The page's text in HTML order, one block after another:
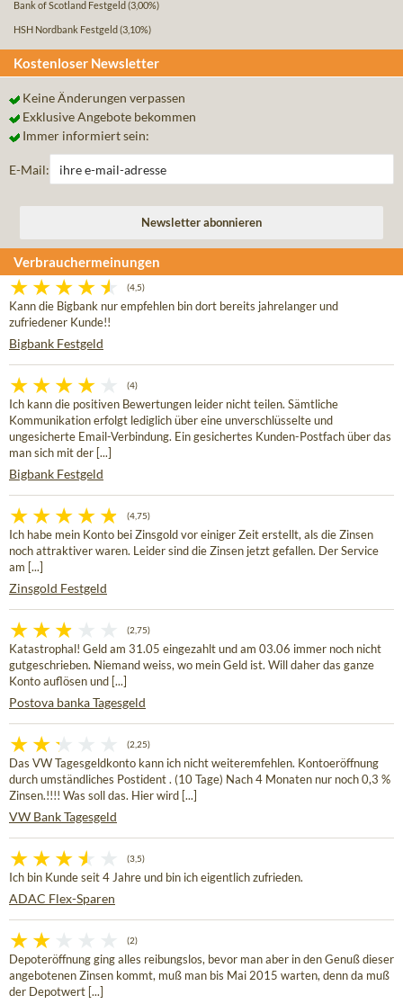
Bank of Scotland Festgeld (3,00%)
HSH Nordbank Festgeld (3,10%)
Kostenloser Newsletter
Keine Änderungen verpassen
Exklusive Angebote bekommen
Immer informiert sein:
E-Mail:
Verbrauchermeinungen
(4,5)
Kann die Bigbank nur empfehlen bin dort bereits jahrelanger und
zufriedener Kunde!!
Bigbank Festgeld
(4)
Ich kann die positiven Bewertungen leider nicht teilen. Sämtliche
Kommunikation erfolgt lediglich über eine unverschlüsselte und
ungesicherte Email-Verbindung. Ein gesichertes Kunden-Postfach über das
man sich mit der [...]
Bigbank Festgeld
(4,75)
Ich habe mein Konto bei Zinsgold vor einiger Zeit erstellt, als die Zinsen
noch attraktiver waren. Leider sind die Zinsen jetzt gefallen. Der Service
am [...]
Zinsgold Festgeld
(2,75)
Katastrophal! Geld am 31.05 eingezahlt und am 03.06 immer noch nicht
gutgeschrieben. Niemand weiss, wo mein Geld ist. Will daher das ganze
Konto auflösen und [...]
Postova banka Tagesgeld
(2,25)
Das VW Tagesgeldkonto kann ich nicht weiteremfehlen. Kontoeröffnung
durch umständliches Postident . (10 Tage) Nach 4 Monaten nur noch 0,3 %
Zinsen.!!!! Was soll das. Hier wird [...]
VW Bank Tagesgeld
(3,5)
Ich bin Kunde seit 4 Jahre und bin ich eigentlich zufrieden.
ADAC Flex-Sparen
(2)
Depoteröffnung ging alles reibungslos, bevor man aber in den Genuß dieser
angebotenen Zinsen kommt, muß man bis Mai 2015 warten, denn da muß
der Depotwert [...]